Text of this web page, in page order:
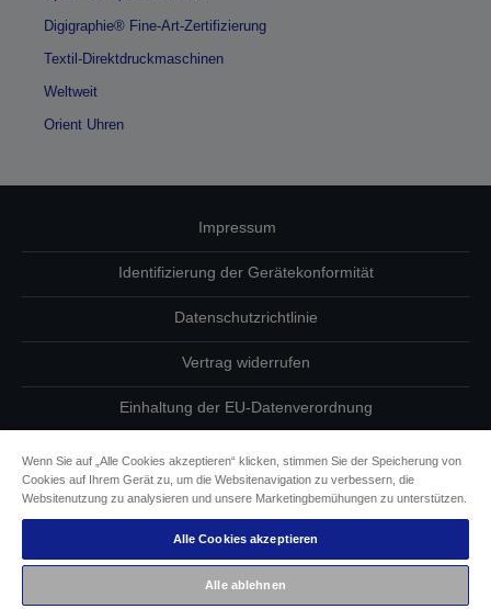
Digigraphie® Fine-Art-Zertifizierung
Textil-Direktdruckmaschinen
Weltweit
Orient Uhren
Impressum
Identifizierung der Gerätekonformität
Datenschutzrichtlinie
Vertrag widerrufen
Einhaltung der EU-Datenverordnung
Informationen zu Cookies
Epson Engagement für Barrierefreiheit
Copyright © 2026 Seiko Epson
Wenn Sie auf „Alle Cookies akzeptieren“ klicken, stimmen Sie der Speicherung von
Cookies auf Ihrem Gerät zu, um die Websitenavigation zu verbessern, die
Websitenutzung zu analysieren und unsere Marketingbemühungen zu unterstützen.
Alle Cookies akzeptieren
Alle ablehnen